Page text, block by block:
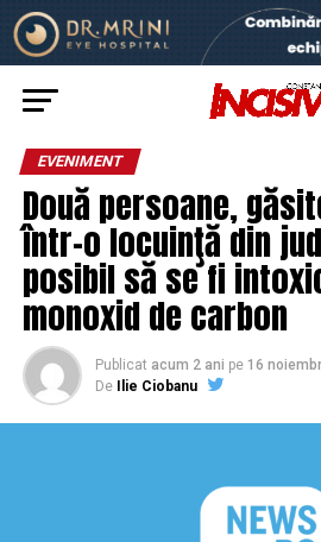
EVENIMENT
Două persoane,
într-o locuinţă din
posibil să se fi
monoxid de carbon
Publicat acum 2 ani pe 16
De
Ilie Ciobanu